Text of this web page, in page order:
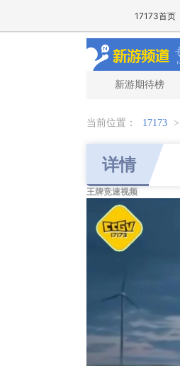
17173首页
新游期待榜
当前位置： 17173 >
详情
王牌竞速视频